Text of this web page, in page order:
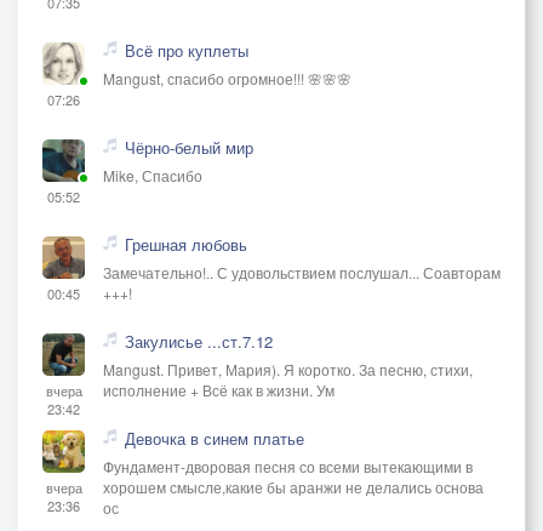
07:26
Всё про куплеты
Mangust, спасибо огромное!!! 🌸🌸🌸
05:52
Чёрно-белый мир
Mike, Спасибо
00:45
Грешная любовь
Замечательно!.. С удовольствием послушал... Соавторам
+++!
вчера
23:42
Закулисье ...ст.7.12
Mangust. Привет, Мария). Я коротко. За песню, стихи,
исполнение + Всё как в жизни. Ум
вчера
23:36
Девочка в синем платье
Фундамент-дворовая песня со всеми вытекающими в
хорошем смысле,какие бы аранжи не делались основа
ос